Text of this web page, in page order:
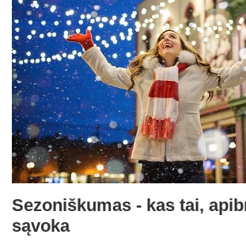
Sezoniškumas - kas tai,
sąvoka